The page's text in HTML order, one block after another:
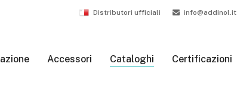
Distributori ufficiali info@addinol.it
Accessori Cataloghi Certificazioni